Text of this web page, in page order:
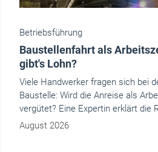
Handwerkspolitik
Selbstständig, schwanger,
In Berlin diskutierten Vertreter aus
Handwerk und Gesellschaft über
den Mutterschutz von
verbessern.
Mai 2026